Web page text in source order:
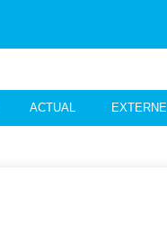
ACTUAL EXTERNE